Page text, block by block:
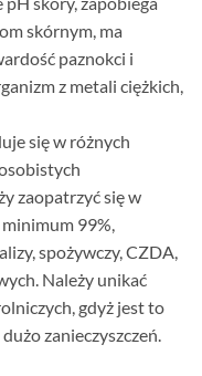
skórnym, ma
paznokci i
z metali ciężkich,
się w różnych
zaopatrzyć się w
99%,
spożywczy, CZDA,
Należy unikać
gdyż jest to
zanieczyszczeń.